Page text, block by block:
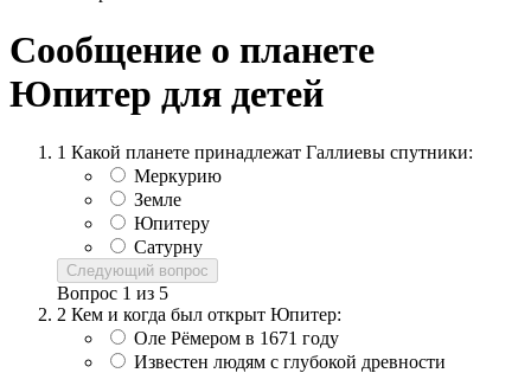
Сообщение о планете
Юпитер для детей
1 Какой планете принадлежат Галлиевы спутники:
Меркурию
Земле
Юпитеру
Сатурну
Следующий вопрос
Вопрос 1 из 5
2 Кем и когда был открыт Юпитер:
Оле Рёмером в 1671 году
Известен людям с глубокой древности